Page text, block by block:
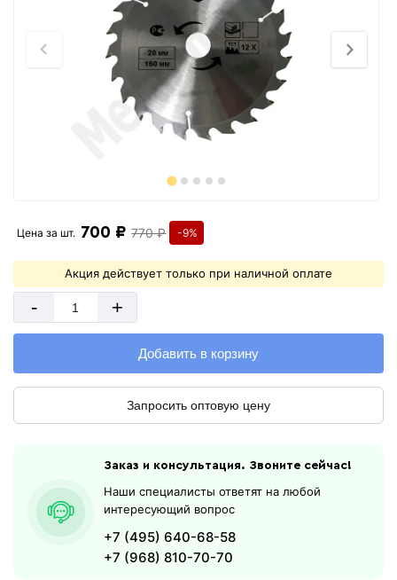
Цена за шт. 700 ₽ 770 ₽ -9%
Акция действует только при наличной оплате
- +
Добавить в корзину
Запросить оптовую цену
Заказ и консультация. Звоните сейчас!
Наши специалисты ответят на любой
интересующий вопрос
+7 (495) 640-68-58
+7 (968) 810-70-70